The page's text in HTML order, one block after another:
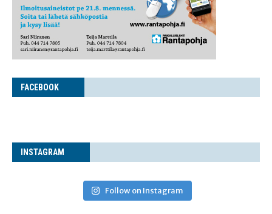
FACE­BOOK
INS­TA­GRAM
Follow on Instagram